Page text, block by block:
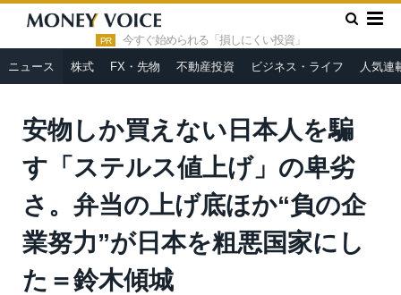
PR 今すぐ始められる「損しにくい投資」
ニュース 株式 FX・先物 不動産投資 ビジネス・ライフ 人気連
HOME » ニュース »
安物しか買えない日本人を騙す「ステルス
値上げ」の卑劣さ。弁当の上げ底ほか“負の企業努力”が日本を粗悪国
安物しか買えない日本人を騙
す「ステルス値上げ」の卑劣
さ。弁当の上げ底ほか“負の企
業努力”が日本を粗悪国家にし
た＝鈴木傾城